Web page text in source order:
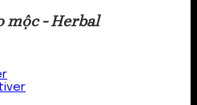
mộc - Herbal